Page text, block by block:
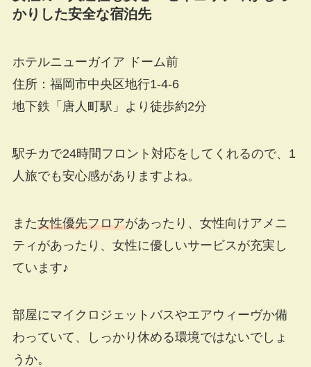
かりした安全な宿泊先
ホテルニューガイア ドーム前
住所：福岡市中央区地行1-4-6
地下鉄「唐人町駅」より徒歩約2分
駅チカで24時間フロント対応をしてくれるので、1
人旅でも安心感がありますよね。
また女性優先フロアがあったり、女性向けアメニ
ティがあったり、女性に優しいサービスが充実し
ています♪
部屋にマイクロジェットバスやエアウィーヴか備
わっていて、しっかり休める環境ではないでしょ
うか。